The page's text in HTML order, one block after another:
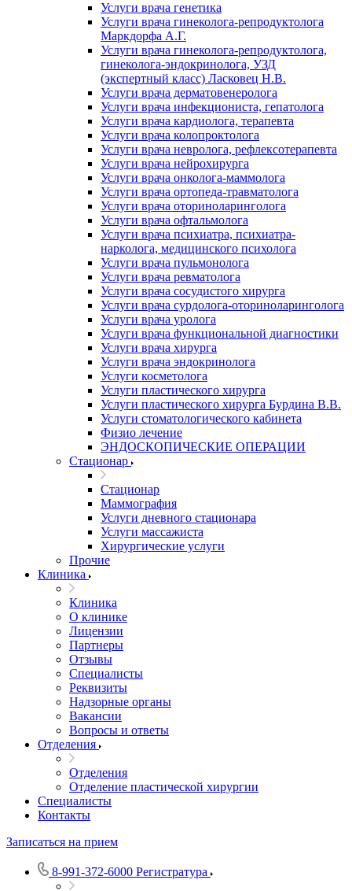
Услуги врача генетика
Услуги врача гинеколога-репродуктолога
Маркдорфа А.Г.
Услуги врача гинеколога-репродуктолога,
гинеколога-эндокринолога, УЗД
(экспертный класс) Ласковец Н.В.
Услуги врача дерматовенеролога
Услуги врача инфекциониста, гепатолога
Услуги врача кардиолога, терапевта
Услуги врача колопроктолога
Услуги врача невролога, рефлексотерапевта
Услуги врача нейрохирурга
Услуги врача онколога-маммолога
Услуги врача ортопеда-травматолога
Услуги врача оториноларинголога
Услуги врача офтальмолога
Услуги врача психиатра, психиатра-
нарколога, медицинского психолога
Услуги врача пульмонолога
Услуги врача ревматолога
Услуги врача сосудистого хирурга
Услуги врача сурдолога-оториноларинголога
Услуги врача уролога
Услуги врача функциональной диагностики
Услуги врача хирурга
Услуги врача эндокринолога
Услуги косметолога
Услуги пластического хирурга
Услуги пластического хирурга Бурдина В.В.
Услуги стоматологического кабинета
Физио лечение
ЭНДОСКОПИЧЕСКИЕ ОПЕРАЦИИ
Стационар
Стационар
Маммография
Услуги дневного стационара
Услуги массажиста
Хирургические услуги
Прочие
Клиника
Клиника
О клинике
Лицензии
Партнеры
Отзывы
Специалисты
Реквизиты
Надзорные органы
Вакансии
Вопросы и ответы
Отделения
Отделения
Отделение пластической хирургии
Специалисты
Контакты
Записаться на прием
8-991-372-6000 Регистратура